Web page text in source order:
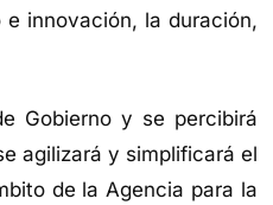
innovación, la duración,
Gobierno y se percibirá
agilizará y simplificará el
de la Agencia para la